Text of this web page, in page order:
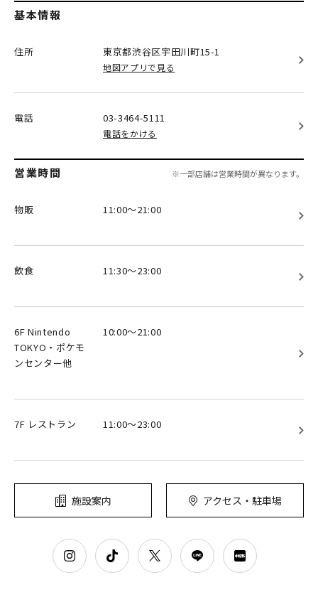
基本情報
住所 東京都渋谷区宇田川町15-1
地図アプリで見る
電話 03-3464-5111
電話をかける
営業時間 ※一部店舗は営業時間が異なります。
物販 11:00～21:00
飲食 11:30～23:00
6F Nintendo
TOKYO・ポケモ
ンセンター他
10:00～21:00
7F レストラン 11:00～23:00
施設案内 アクセス・駐車場